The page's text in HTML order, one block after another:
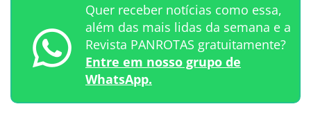
Quer receber notícias como essa,
além das mais lidas da semana e a
Revista PANROTAS gratuitamente?
Entre em nosso grupo de
WhatsApp.